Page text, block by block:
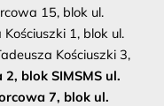
15, blok ul.
1, blok ul.
Kościuszki 3,
blok SIMSMS ul.
7, blok ul.